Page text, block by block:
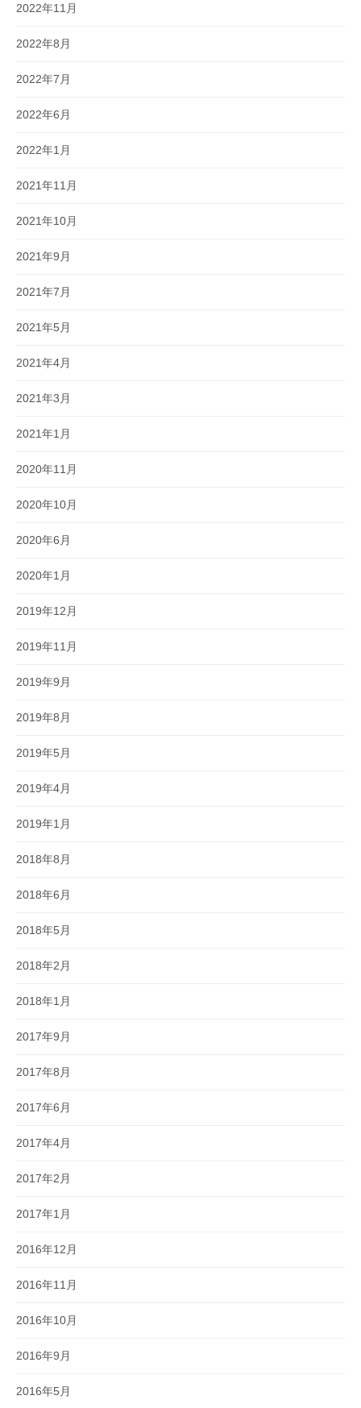
2022年11月
2022年8月
2022年7月
2022年6月
2022年1月
2021年11月
2021年10月
2021年9月
2021年7月
2021年5月
2021年4月
2021年3月
2021年1月
2020年11月
2020年10月
2020年6月
2020年1月
2019年12月
2019年11月
2019年9月
2019年8月
2019年5月
2019年4月
2019年1月
2018年8月
2018年6月
2018年5月
2018年2月
2018年1月
2017年9月
2017年8月
2017年6月
2017年4月
2017年2月
2017年1月
2016年12月
2016年11月
2016年10月
2016年9月
2016年5月